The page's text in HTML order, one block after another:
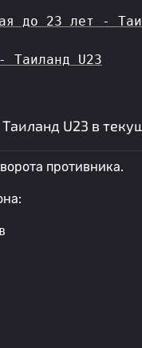
до 23 лет -
Таиланд U23
U23 в
противника.